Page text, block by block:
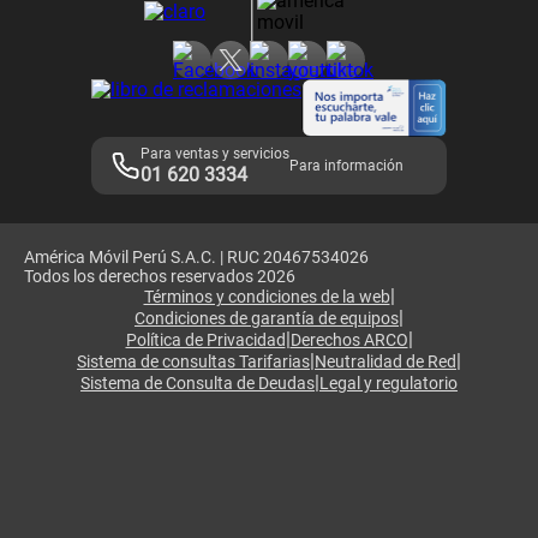
Adquirientes iPhone 6, 6S y SE
Mensaje de Seguridad
Términos y Condiciones de Tienda Claro
Libro de Reclamaciones
Para ventas y servicios
01 620 3334 Para información
América Móvil Perú S.A.C. | RUC 20467534026
Todos los derechos reservados 2026
Términos y condiciones de la web|
Condiciones de garantía de equipos|
Política de Privacidad|Derechos ARCO|
Sistema de consultas Tarifarias|Neutralidad de Red|
Sistema de Consulta de Deudas|Legal y regulatorio